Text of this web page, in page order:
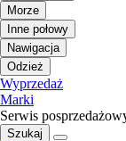
Morze
Inne połowy
Nawigacja
Odzież
Wyprzedaż
Marki
Serwis
Szukaj